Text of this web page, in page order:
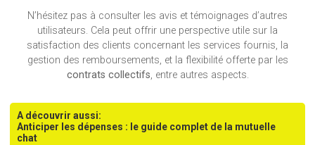
N’hésitez pas à consulter les avis et témoignages d’autres
utilisateurs. Cela peut offrir une perspective utile sur la
satisfaction des clients concernant les services fournis, la
gestion des remboursements, et la flexibilité offerte par les
contrats collectifs, entre autres aspects.
A découvrir aussi:
Anticiper les dépenses : le guide complet de la mutuelle
chat